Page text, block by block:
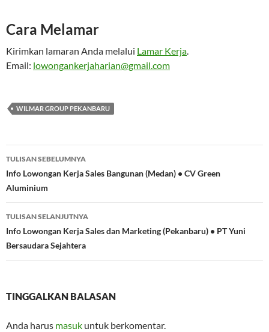
Cara Melamar
Kirimkan lamaran Anda melalui Lamar Kerja.
Email: lowongankerjaharian@gmail.com
WILMAR GROUP PEKANBARU
Navigasi
Tulisan
TULISAN SEBELUMNYA
Info Lowongan Kerja Sales Bangunan (Medan) • CV Green
Aluminium
TULISAN SELANJUTNYA
Info Lowongan Kerja Sales dan Marketing (Pekanbaru) • PT Yuni
Bersaudara Sejahtera
TINGGALKAN BALASAN
Anda harus masuk untuk berkomentar.